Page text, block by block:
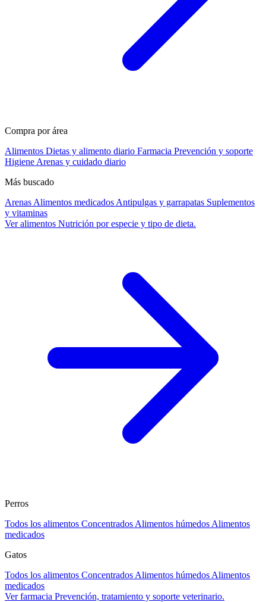
Compra por área
Alimentos Dietas y alimento diario Farmacia Prevención y soporte
Higiene Arenas y cuidado diario
Más buscado
Arenas Alimentos medicados Antipulgas y garrapatas Suplementos
y vitaminas
Ver alimentos Nutrición por especie y tipo de dieta.
Perros
Todos los alimentos Concentrados Alimentos húmedos Alimentos
medicados
Gatos
Todos los alimentos Concentrados Alimentos húmedos Alimentos
medicados
Ver farmacia Prevención, tratamiento y soporte veterinario.